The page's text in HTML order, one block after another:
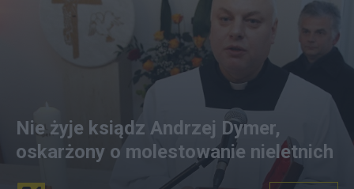
Nie żyje ksiądz Andrzej Dymer,
oskarżony o molestowanie nieletnich